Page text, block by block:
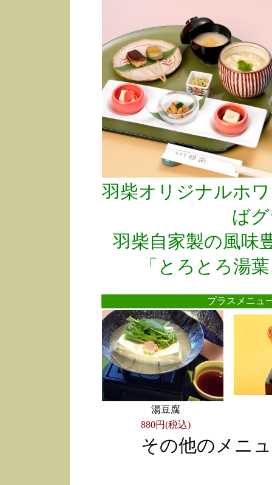
羽柴オリジナルホ
ば
羽柴自家製の風味
「とろとろ湯
プラスメニ
湯豆腐
880円(税込)
その他のメニ